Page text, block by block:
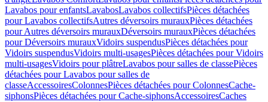
Lavabos pour enfantsLavabosLavabos collectifsPièces détachées
pour Lavabos collectifsAutres déversoirs murauxPièces détachées
pour Autres déversoirs murauxDéversoirs murauxPièces détachées
pour Déversoirs murauxVidoirs suspendusPièces détachées pour
Vidoirs suspendusVidoirs multi-usagesPièces détachées pour Vidoirs
multi-usagesVidoirs pour plâtreLavabos pour salles de classePièces
détachées pour Lavabos pour salles de
classeAccessoiresColonnesPièces détachées pour ColonnesCache-
siphonsPièces détachées pour Cache-siphonsAccessoiresCaches